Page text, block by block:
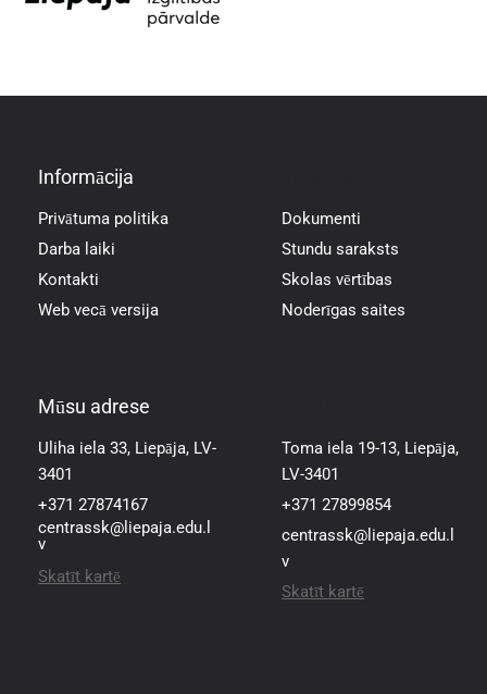
Informācija
Privātuma politika
Darba laiki
Kontakti
Web vecā versija
Dokumenti
Stundu saraksts
Skolas vērtības
Noderīgas saites
Mūsu adrese
Uliha iela 33, Liepāja, LV-
3401
+371 27874167
centrassk@liepaja.edu.l
v
Skatīt kartē
Toma iela 19-13, Liepāja,
LV-3401
+371 27899854
centrassk@liepaja.edu.l
v
Skatīt kartē